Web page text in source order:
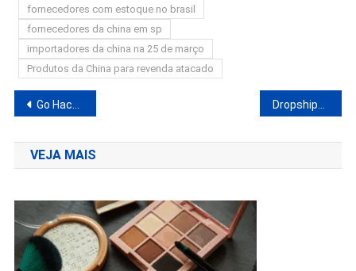
fornecedores com estoque no brasil
fornecedores da china em sp
importadores da china na 25 de março
Produtos da China para revenda atacado
Navegação
de
Post
Go Hacks Funciona? Descubra Agora Go Hacks Vale a Pena?
VEJA MAIS